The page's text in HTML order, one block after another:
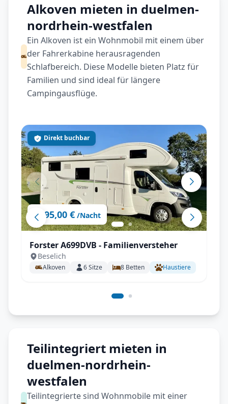
Alkoven mieten in duelmen-
nordrhein-westfalen
Ein Alkoven ist ein Wohnmobil mit einem über
der Fahrerkabine herausragenden
Schlafbereich. Diese Modelle bieten Platz für
Familien und sind ideal für längere
Campingausflüge.
ab 95,00 € /Nacht
Direkt buchbar
Forster A699DVB - Familienversteher
Beselich
Alkoven 6Sitze 8 Betten Haustiere
Teilintegriert mieten in
duelmen-nordrhein-
westfalen
Teilintegrierte sind Wohnmobile mit einer